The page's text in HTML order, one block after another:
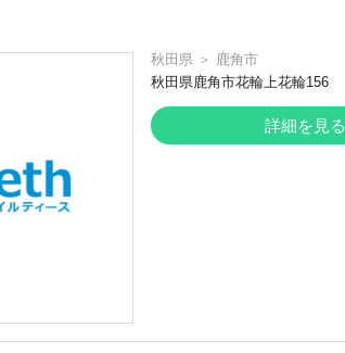
秋田県 ＞ 鹿角市
秋田県鹿角市花輪上花輪156
詳細を見る